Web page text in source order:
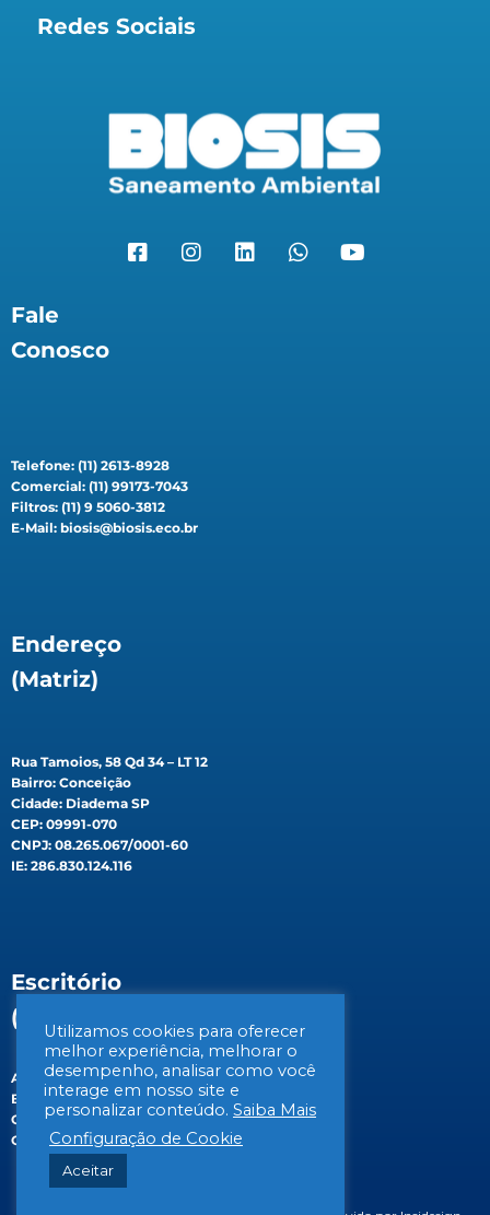
Redes Sociais
Fale
Conosco
Telefone: (11) 2613-8928
Comercial: (11) 99173-7043
Filtros: (11) 9 5060-3812
E-Mail: biosis@biosis.eco.br
Endereço
(Matriz)
Rua Tamoios, 58 Qd 34 – LT 12
Bairro: Conceição
Cidade: Diadema SP
CEP: 09991-070
CNPJ: 08.265.067/0001-60
IE: 286.830.124.116
Escritório
(Filial)
Av. Gen. Valdomiro de Lima, 647B
Bairro: Jabaquara
Cidade: São Paulo/SP
CEP: 04344-070
Utilizamos cookies para oferecer
melhor experiência, melhorar o
desempenho, analisar como você
interage em nosso site e
personalizar conteúdo. Saiba Mais
Configuração de Cookie
Aceitar